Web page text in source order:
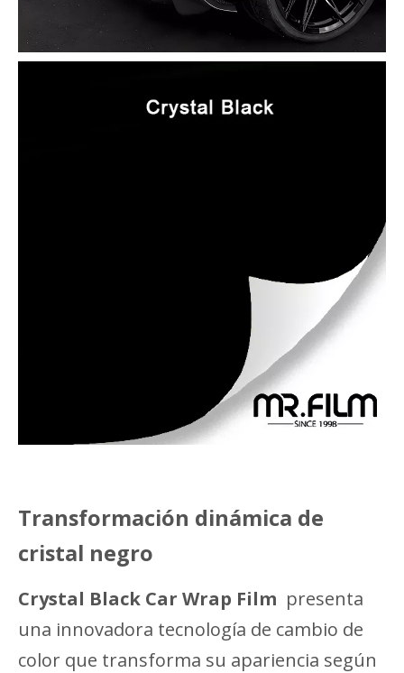
Transformación dinámica de
cristal negro
Crystal Black Car Wrap Film presenta
una innovadora tecnología de cambio de
color que transforma su apariencia según